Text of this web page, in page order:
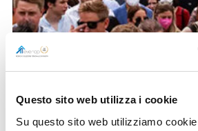
Questo sito web utilizza i cookie
Su questo sito web utilizziamo